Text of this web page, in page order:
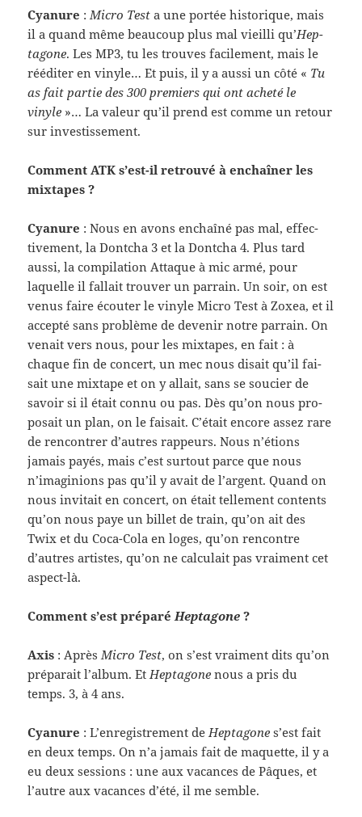
Cya­nure : Micro Test a une portée his­torique, mais
il a quand même beau­coup plus mal vieilli qu’Hep­
tagone. Les MP3, tu les trou­ves facile­ment, mais le
rééditer en vinyle… Et puis, il y a aussi un côté « Tu
as fait par­tie des 300 pre­miers qui ont acheté le
vinyle »… La valeur qu’il prend est comme un retour
sur investisse­ment.
Com­ment ATK s’est-il retrouvé à enchaîner les
mix­tapes ?
Cya­nure : Nous en avons enchaîné pas mal, effec­
tive­ment, la Dontcha 3 et la Dontcha 4. Plus tard
aussi, la com­pi­la­tion Attaque à mic armé, pour
laque­lle il fal­lait trou­ver un par­rain. Un soir, on est
venus faire écouter le vinyle Micro Test à Zoxea, et il
accepté sans prob­lème de devenir notre par­rain. On
venait vers nous, pour les mix­tapes, en fait : à
chaque fin de con­cert, un mec nous dis­ait qu’il fai­
sait une mix­tape et on y allait, sans se soucier de
savoir si il était connu ou pas. Dès qu’on nous pro­
po­sait un plan, on le fai­sait. C’était encore assez rare
de ren­con­trer d’autres rappeurs. Nous n’étions
jamais payés, mais c’est surtout parce que nous
n’imaginions pas qu’il y avait de l’argent. Quand on
nous invi­tait en con­cert, on était telle­ment con­tents
qu’on nous paye un bil­let de train, qu’on ait des
Twix et du Coca-​Cola en loges, qu’on ren­con­tre
d’autres artistes, qu’on ne cal­cu­lait pas vrai­ment cet
aspect-​là.
Com­ment s’est pré­paréHep­tagone ?
Axis : AprèsMicro Test, on s’est vrai­ment dits qu’on
pré­parait l’album. EtHep­tagone nous a pris du
temps. 3, à 4 ans.
Cya­nure : L’enregistrement deHep­tagone s’est fait
en deux temps. On n’a jamais fait de maque­tte, il y a
eu deux ses­sions : une aux vacances de Pâques, et
l’autre aux vacances d’été, il me semble.